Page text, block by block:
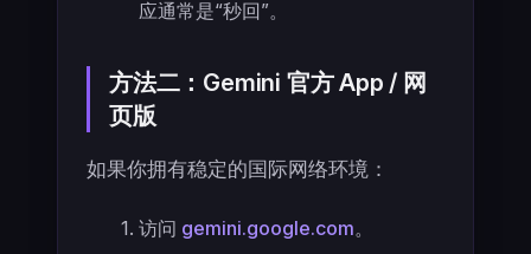
应通常是“秒回”。
方法二：Gemini 官方 App / 网
页版
如果你拥有稳定的国际网络环境：
访问 gemini.google.com。